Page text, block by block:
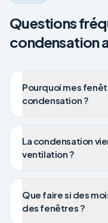
Questions
condensation
Pourquoi mes
condensation ?
La condensation
ventilation ?
Que faire si des
des fenêtres ?